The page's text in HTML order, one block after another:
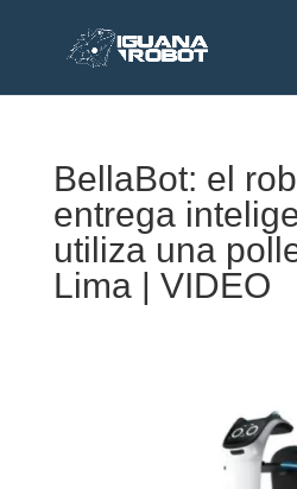
BellaBot: el
entrega
utiliza una
Lima | VIDEO